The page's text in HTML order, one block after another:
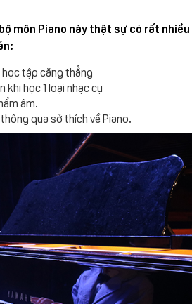
môn Piano này thật sự có rất nhiều
học tập căng thẳng
khi học 1 loại nhạc cụ
âm.
qua sở thích về Piano.